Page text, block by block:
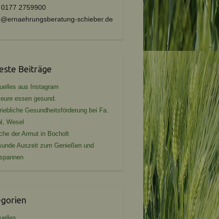
2759900
schieber.de
Beiträge
aus Instagram
essen gesund.
Gesundheitsförderung bei Fa.
Wesel
der Armut in Bocholt
Auszeit zum Genießen und